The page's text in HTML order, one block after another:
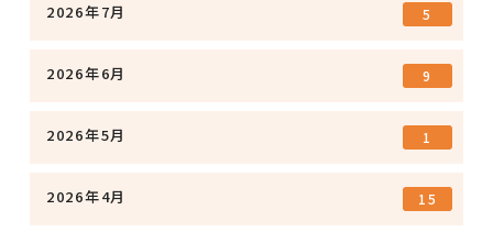
2026年7月 5
2026年6月 9
2026年5月 1
2026年4月 15